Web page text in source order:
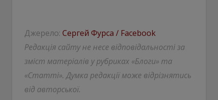
Джерело: Сергей Фурса / Facebook
Редакція сайту не несе відповідальності за
зміст матеріалів у рубриках «Блоги» та
«Статті». Думка редакції може відрізнятись
від авторської.